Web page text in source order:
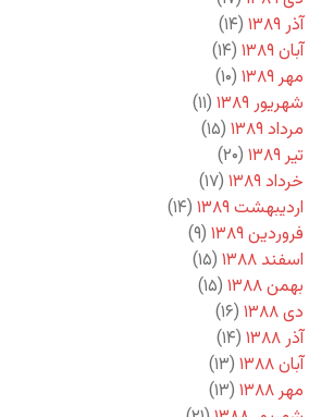
آذر ۱۳۸۹
(۱۴)
آبان ۱۳۸۹
(۱۴)
مهر ۱۳۸۹
(۱۰)
شهریور ۱۳۸۹
(۱۱)
مرداد ۱۳۸۹
(۱۵)
تیر ۱۳۸۹
(۲۰)
خرداد ۱۳۸۹
(۱۷)
اردیبهشت ۱۳۸۹
(۱۴)
فروردین ۱۳۸۹
(۹)
اسفند ۱۳۸۸
(۱۵)
بهمن ۱۳۸۸
(۱۵)
دی ۱۳۸۸
(۱۶)
آذر ۱۳۸۸
(۱۴)
آبان ۱۳۸۸
(۱۳)
مهر ۱۳۸۸
(۱۳)